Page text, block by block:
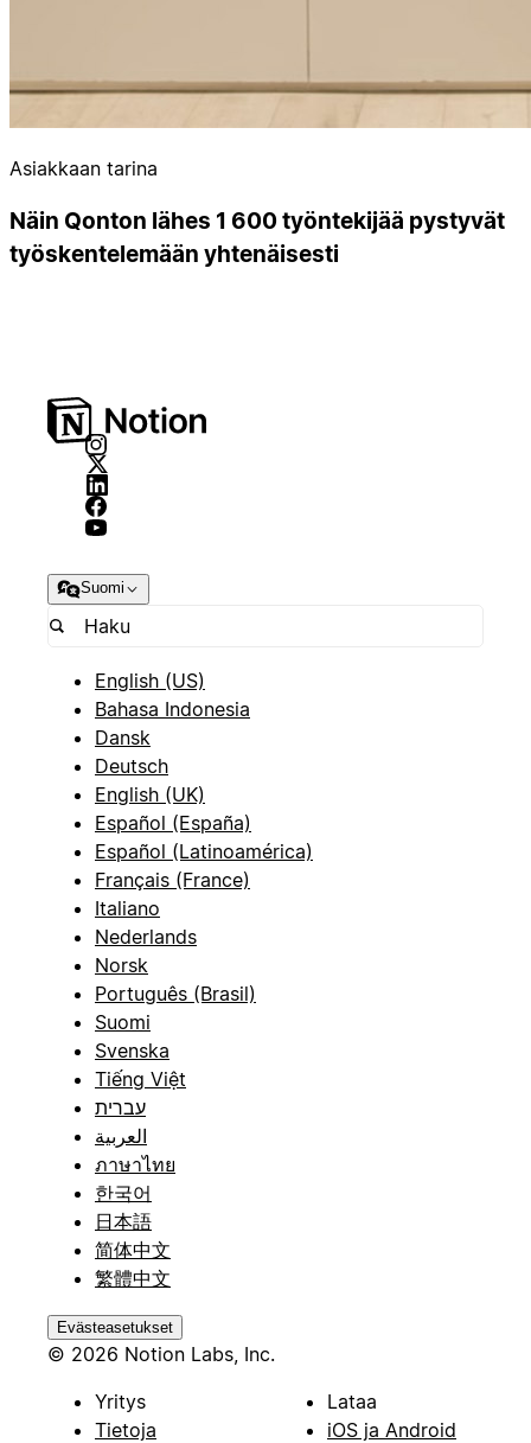
Asiakkaan tarina
Näin Qonton lähes 1 600 työntekijää pystyvät
työskentelemään yhtenäisesti
Suomi
English (US)
Bahasa Indonesia
Dansk
Deutsch
English (UK)
Español (España)
Español (Latinoamérica)
Français (France)
Italiano
Nederlands
Norsk
Português (Brasil)
Suomi
Svenska
Tiếng Việt
עברית
العربية
ภาษาไทย
한국어
日本語
简体中文
繁體中文
Evästeasetukset
© 2026 Notion Labs, Inc.
Yritys
Tietoja
Lataa
iOS ja Android